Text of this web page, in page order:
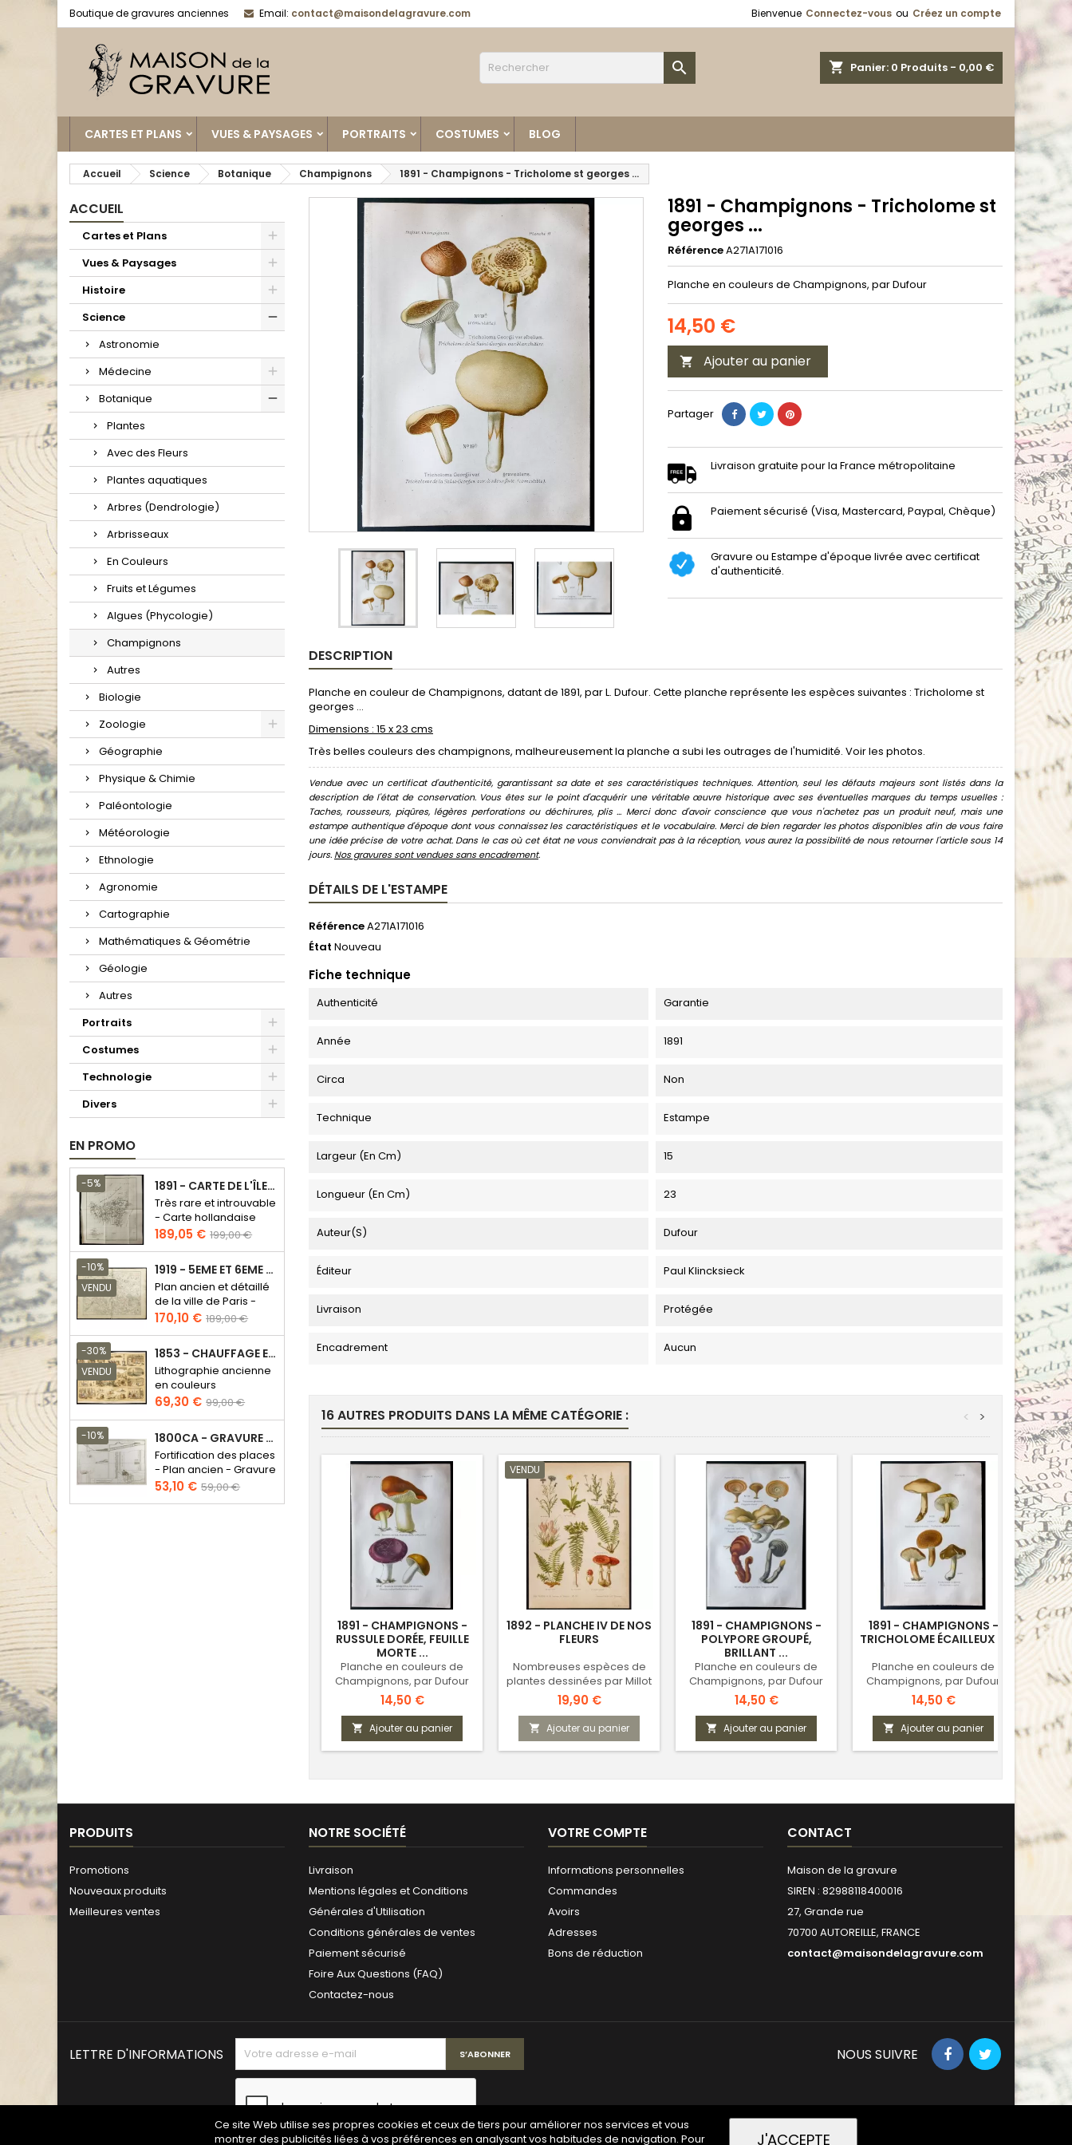
Boutique de gravures anciennes Email: contact@maisondelagravure.com Bienvenue Connectez-vous ou Créez un compte
shopping_cart Panier: 0 Produits - 0,00 €

CARTES ET PLANS VUES & PAYSAGES PORTRAITS COSTUMES BLOG
Accueil Science Botanique Champignons 1891 - Champignons - Tricholome st georges ...
ACCUEIL
Cartes et Plans
Vues & Paysages
Histoire
Science
Astronomie
Médecine
Botanique
Plantes
Avec des Fleurs
Plantes aquatiques
Arbres (Dendrologie)
Arbrisseaux
En Couleurs
Fruits et Légumes
Algues (Phycologie)
Champignons
Autres
Biologie
Zoologie
Géographie
Physique & Chimie
Paléontologie
Météorologie
Ethnologie
Agronomie
Cartographie
Mathématiques & Géométrie
Géologie
Autres
Portraits
Costumes
Technologie
Divers
EN PROMO
-5% 1891 - CARTE DE L'ÎLE DE BORNÉO
Très rare et introuvable
- Carte hollandaise
Prix
189,05 € Prix
de
base
199,00 €
-10%
VENDU
1919 - 5EME ET 6EME ARRONDISSEMENT DE PARIS
Plan ancien et détaillé
de la ville de Paris -
Odéon - Sorbonne
Prix
170,10 € Prix
de
base
189,00 €
-30%
VENDU
1853 - CHAUFFAGE ET ÉCLAIRAGE (LITHOGRAPHIE)
Lithographie ancienne
en couleurs
Prix
69,30 € Prix
de
base
99,00 €
-10% 1800CA - GRAVURE ARCHITECTURE MILITAIRE - ATTAQUE ET DÉFENSE
Fortification des places
- Plan ancien - Gravure
en taille douce
Prix
53,10 € Prix
de
59,00 €
1891 - Champignons - Tricholome st
georges ...
RéférenceA271A171016
Planche en couleurs de Champignons, par Dufour
14,50 €
 Ajouter au panier
Partager
Livraison gratuite pour la France métropolitaine
Paiement sécurisé (Visa, Mastercard, Paypal, Chèque)
Gravure ou Estampe d'époque livrée avec certificat
d'authenticité.
DESCRIPTION
Planche en couleur de Champignons, datant de 1891, par L. Dufour. Cette planche représente les espèces suivantes : Tricholome st
georges ...
Dimensions : 15 x 23 cms
Très belles couleurs des champignons, malheureusement la planche a subi les outrages de l'humidité. Voir les photos.
Vendue avec un certificat d'authenticité, garantissant sa date et ses caractéristiques techniques. Attention, seul les défauts majeurs sont listés dans la
description de l'état de conservation. Vous êtes sur le point d'acquérir une véritable œuvre historique avec ses éventuelles marques du temps usuelles :
Taches, rousseurs, piqûres, légères perforations ou déchirures, plis ... Merci donc d'avoir conscience que vous n'achetez pas un produit neuf, mais une
estampe authentique d'époque dont vous connaissez les caractéristiques et le vocabulaire. Merci de bien regarder les photos disponibles afin de vous faire
une idée précise de votre achat. Dans le cas où cet état ne vous conviendrait pas à la réception, vous aurez la possibilité de nous retourner l'article sous 14
jours. Nos gravures sont vendues sans encadrement.
DÉTAILS DE L'ESTAMPE
RéférenceA271A171016
État Nouveau
Fiche technique
Authenticité Garantie
Année 1891
Circa Non
Technique Estampe
Largeur (en Cm) 15
Longueur (en Cm) 23
Auteur(s) Dufour
Éditeur Paul Klincksieck
Livraison Protégée
Encadrement Aucun
16 AUTRES PRODUITS DANS LA MÊME CATÉGORIE : >
<
1891 - CHAMPIGNONS -
RUSSULE DORÉE, FEUILLE
MORTE ...
Planche en couleurs de
Champignons, par Dufour
Prix
14,50 €
 Ajouter au panier
VENDU
1892 - PLANCHE IV DE NOS
FLEURS
Nombreuses espèces de
plantes dessinées par Millot
Prix
19,90 €
 Ajouter au panier
1891 - CHAMPIGNONS -
POLYPORE GROUPÉ,
BRILLANT ...
Planche en couleurs de
Champignons, par Dufour
Prix
14,50 €
 Ajouter au panier
1891 - CHAMPIGNONS -
TRICHOLOME ÉCAILLEUX ...
Planche en couleurs de
Champignons, par Dufour
Prix
14,50 €
 Ajouter au panier 
PRODUITS
Promotions
Nouveaux produits
Meilleures ventes
NOTRE SOCIÉTÉ
Livraison
Mentions légales et Conditions
Générales d'Utilisation
Conditions générales de ventes
Paiement sécurisé
Foire Aux Questions (FAQ)
Contactez-nous
VOTRE COMPTE
Informations personnelles
Commandes
Avoirs
Adresses
Bons de réduction
CONTACT
Maison de la gravure
SIREN : 82988118400016
27, Grande rue
70700 AUTOREILLE, FRANCE
contact@maisondelagravure.com
Ce site Web utilise ses propres cookies et ceux de tiers pour améliorer nos services et vous
montrer des publicités liées à vos préférences en analysant vos habitudes de navigation. Pour
J'ACCEPTE
LETTRE D'INFORMATIONS NOUS SUIVRE